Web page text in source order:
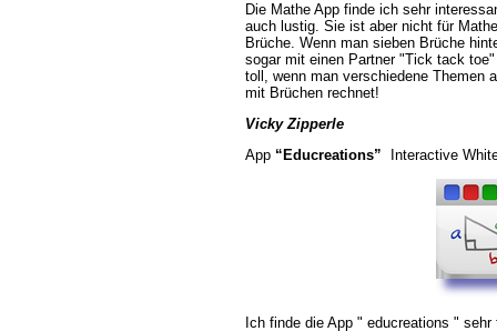
Die Mathe App finde ich sehr
auch lustig. Sie ist aber nicht für
Brüche. Wenn man sieben Brüche
sogar mit einen Partner "Tick tack
toll, wenn man verschiedene Themen
mit Brüchen rechnet!
Vicky Zipperle
App “Educreations” Interactive
Ich finde die App " educreations "